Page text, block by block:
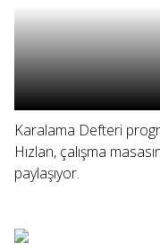
Karalama Defteri
Hızlan, çalışma
paylaşıyor.